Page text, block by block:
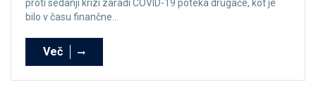
proti sedanji krizi zaradi COVID-19 poteka drugače, kot je
bilo v času finančne...
Več